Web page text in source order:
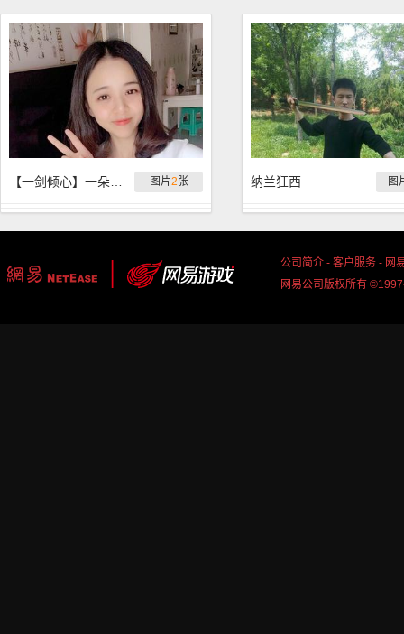
图片2张 图
纳兰狂西
公司简介 - 客户服务 - 网
网易公司版权所有